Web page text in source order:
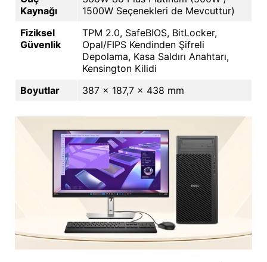
Kaynağı
1500W Seçenekleri de Mevcuttur)
Fiziksel
Güvenlik
TPM 2.0, SafeBIOS, BitLocker,
Opal/FIPS Kendinden Şifreli
Depolama, Kasa Saldırı Anahtarı,
Kensington Kilidi
Boyutlar
387 x 187,7 x 438 mm